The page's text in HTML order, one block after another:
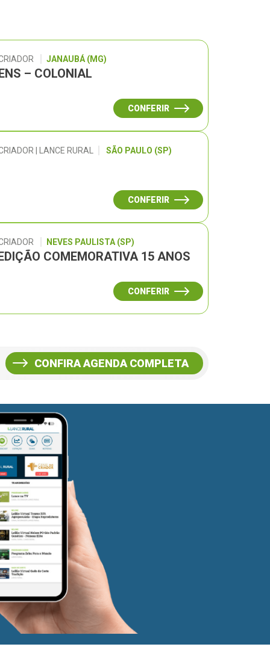
JANAUBÁ (MG)
– COLONIAL
CONFERIR
| LANCE RURAL SÃO PAULO (SP)
CONFERIR
NEVES PAULISTA (SP)
COMEMORATIVA 15 ANOS
CONFERIR
CONFIRA AGENDA COMPLETA